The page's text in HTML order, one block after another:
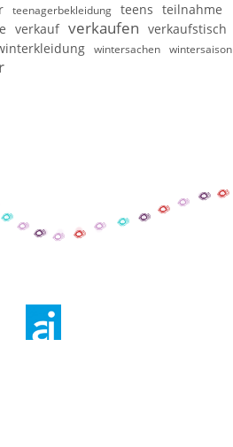
teenagerbekleidung teens teilnahme
verkauf verkaufen verkaufstisch
wintersachen
wintersaison